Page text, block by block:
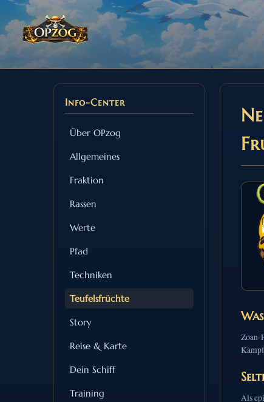
Info-Center
Über OPzog
Allgemeines
Fraktion
Rassen
Werte
Pfad
Techniken
Teufelsfrüchte
Story
Reise & Karte
Dein Schiff
Training
Zoan-
Als